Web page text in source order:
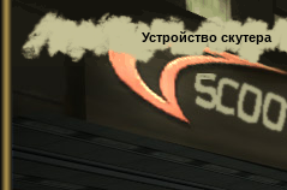
Устройство скутера